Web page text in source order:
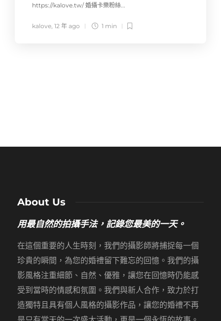
https://kalove.tw/ 婚攝卡樂粉絲...
kalove 12 年 ago 1 min
About Us
用最自然的拍攝手法，記錄您最美的一天。
在這個重要的人生時刻，我們的攝影師將捕捉每一個
珍貴的瞬間，為您的婚禮留下難忘的回憶。我們的攝
影風格注重細節、自然、優雅，讓您在回憶時仍能感
受到當時的情感和氛圍。我們與新人合作，致力於打
造獨特且具有個人風格的攝影作品，讓您的婚禮不再